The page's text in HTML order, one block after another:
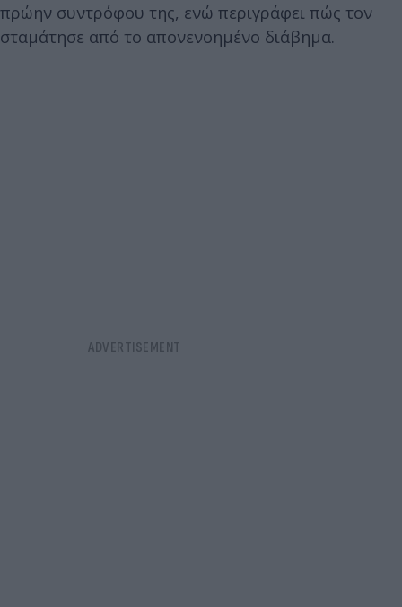
πρώην συντρόφου της, ενώ περιγράφει πώς τον
σταμάτησε από το απονενοημένο διάβημα.